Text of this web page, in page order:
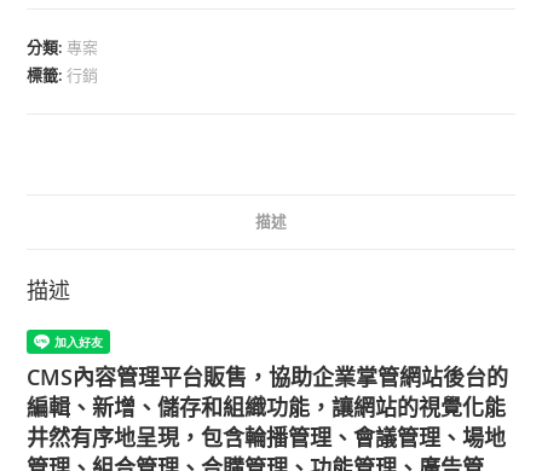
課
程
版)
數
量
分類:專案
標籤:行銷
描述
描述
CMS內容管理平台販售，協助企業掌管網站後台的
編輯、新增、儲存和組織功能，讓網站的視覺化能
井然有序地呈現，包含輪播管理、會議管理、場地